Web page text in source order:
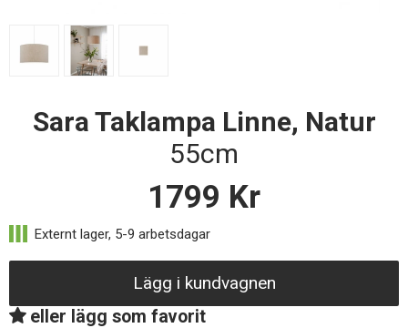
Sara Taklampa Linne, Natur
55cm
1799 Kr
Lägg i kundvagnen
eller lägg som favorit